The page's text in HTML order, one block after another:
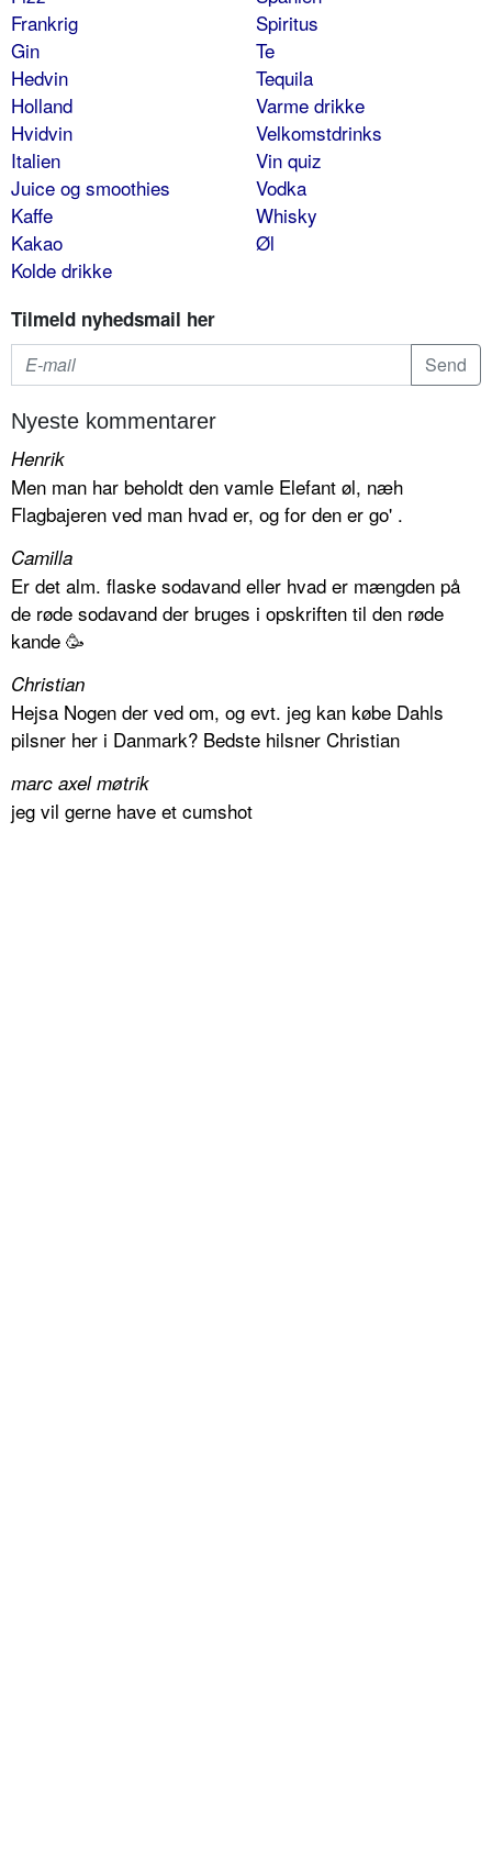
Frankrig
Gin
Hedvin
Holland
Hvidvin
Italien
Juice og smoothies
Kaffe
Kakao
Kolde drikke
Spiritus
Te
Tequila
Varme drikke
Velkomstdrinks
Vin quiz
Vodka
Whisky
Øl
Tilmeld nyhedsmail her
Nyeste kommentarer
Henrik
Men man har beholdt den vamle Elefant øl, næh
Flagbajeren ved man hvad er, og for den er go' .
Camilla
Er det alm. flaske sodavand eller hvad er mængden på
de røde sodavand der bruges i opskriften til den røde
kande 🥳
Christian
Hejsa Nogen der ved om, og evt. jeg kan købe Dahls
pilsner her i Danmark? Bedste hilsner Christian
marc axel møtrik
jeg vil gerne have et cumshot